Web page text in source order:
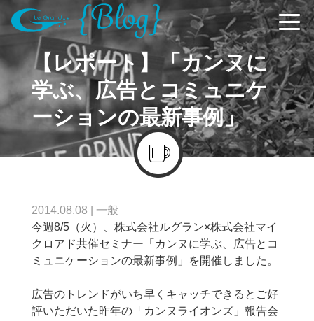
【レポート】「カンヌに
学ぶ、広告とコミュニケ
ーションの最新事例」
2014.08.08
一般
今週8/5（火）、株式会社ルグラン×株式会社マイ
クロアド共催セミナー「カンヌに学ぶ、広告とコ
ミュニケーションの最新事例」を開催しました。
広告のトレンドがいち早くキャッチできるとご好
評いただいた昨年の「カンヌライオンズ」報告会